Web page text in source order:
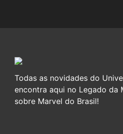
Todas as novidades do
encontra aqui no Legado da
sobre Marvel do Brasil!